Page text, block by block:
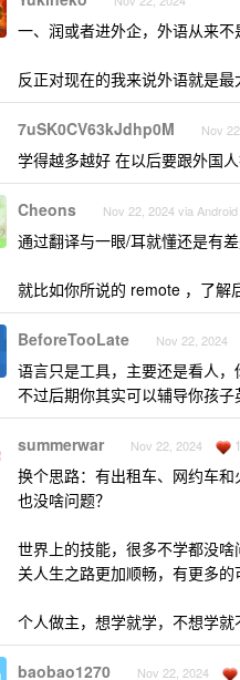
一、润或者进外企，外语从来不
反正对现在的我来说外语就是
7uSK0CV63kJdhp0M Nov
学得越多越好 在以后要跟外国
Cheons Nov 22, 2024 via Android
通过翻译与一眼/耳就懂还是有差
就比如你所说的 remote ，了解
BeforeTooLate Nov 22, 2024
语言只是工具，主要还是看人，
不过后期你其实可以辅导你孩
summerwar Nov 22, 2024
换个思路：有出租车、网约车
也没啥问题？
世界上的技能，很多不学都没
关人生之路更加顺畅，有更多的
个人做主，想学就学，不想学就
baobao1270 Nov 22, 2024